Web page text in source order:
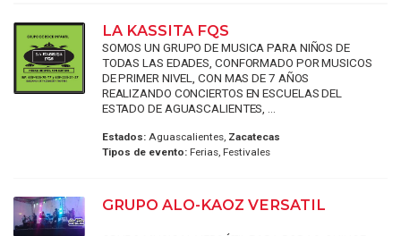
LA KASSITA FQS
SOMOS UN GRUPO DE MUSICA PARA NIÑOS DE
TODAS LAS EDADES, CONFORMADO POR MUSICOS
DE PRIMER NIVEL, CON MAS DE 7 AÑOS
REALIZANDO CONCIERTOS EN ESCUELAS DEL
ESTADO DE AGUASCALIENTES, ...
Estados:Aguascalientes, Zacatecas
Tipos de evento:Ferias, Festivales
GRUPO ALO-KAOZ VERSATIL